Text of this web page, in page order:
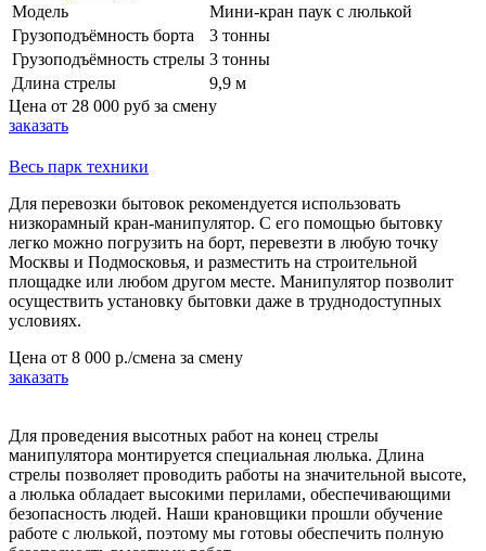
Модель
Мини-кран паук с люлькой
Грузоподъёмность борта
3 тонны
Грузоподъёмность стрелы 3 тонны
Длина стрелы
9,9 м
Цена от 28 000 руб за смену
заказать
Весь парк техники
Для перевозки бытовок рекомендуется использовать
низкорамный кран-манипулятор. С его помощью бытовку
легко можно погрузить на борт, перевезти в любую точку
Москвы и Подмосковья, и разместить на строительной
площадке или любом другом месте. Манипулятор позволит
осуществить установку бытовки даже в труднодоступных
условиях.
Цена от 8 000 р./смена за смену
заказать
Для проведения высотных работ на конец стрелы
манипулятора монтируется специальная люлька. Длина
стрелы позволяет проводить работы на значительной высоте,
а люлька обладает высокими перилами, обеспечивающими
безопасность людей. Наши крановщики прошли обучение
работе с люлькой, поэтому мы готовы обеспечить полную